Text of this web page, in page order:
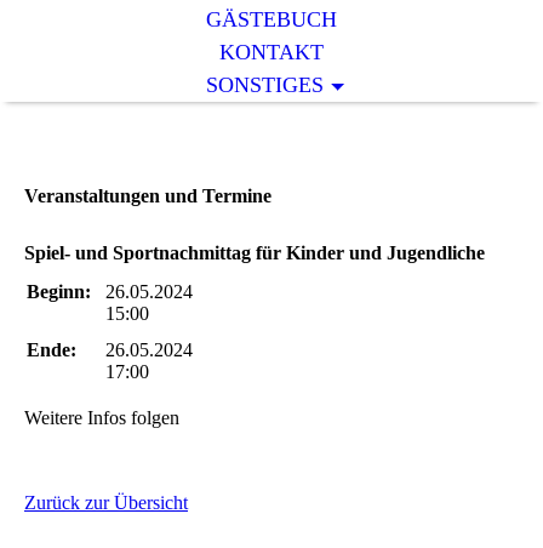
GÄSTEBUCH
KONTAKT
SONSTIGES
Veranstaltungen und Termine
Spiel- und Sportnachmittag für Kinder und Jugendliche
Beginn:
26.05.2024
15:00
Ende:
26.05.2024
17:00
Weitere Infos folgen
Zurück zur Übersicht